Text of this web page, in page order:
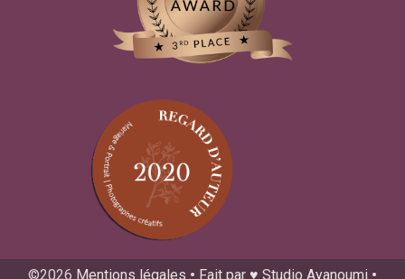
©2026 Mentions légales • Fait par ♥ Studio Ayanoumi •